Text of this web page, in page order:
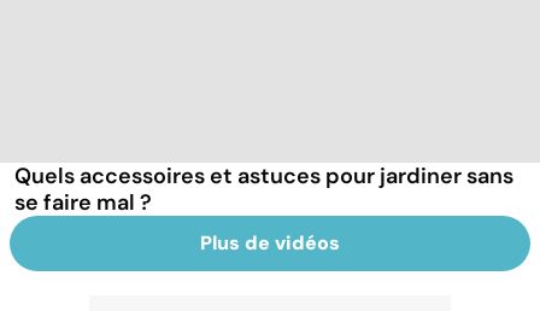
Quels accessoires et astuces pour jardiner sans
se faire mal ?
Plus de vidéos